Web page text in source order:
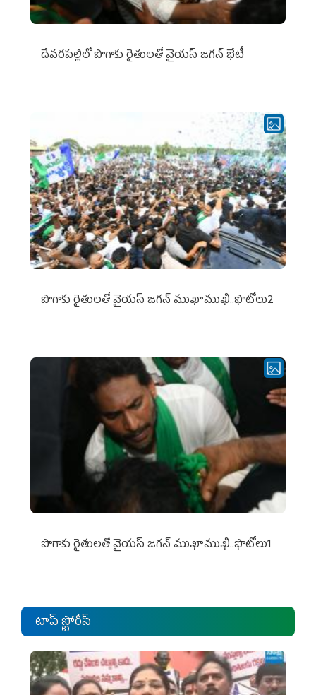
దేవరపల్లిలో పొగాకు రైతులతో వైయస్ జగన్ భేటీ
పొగాకు రైతుల‌తో వైయ‌స్ జ‌గ‌న్ ముఖాముఖి..ఫొటోలు2
పొగాకు రైతుల‌తో వైయ‌స్ జ‌గ‌న్ ముఖాముఖి..ఫొటోలు1
టాప్ స్టోరీస్